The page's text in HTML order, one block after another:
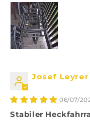
Josef Leyrer
06/07/
Stabiler